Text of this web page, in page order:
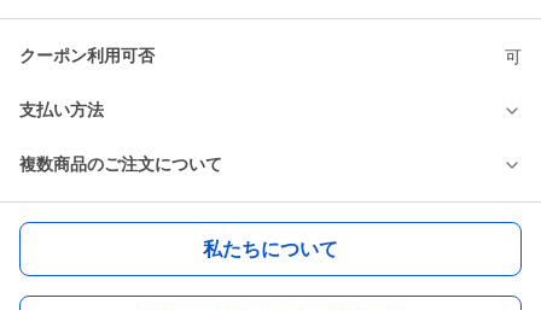
クーポン利用可否 可
支払い方法
複数商品のご注文について
私たちについて